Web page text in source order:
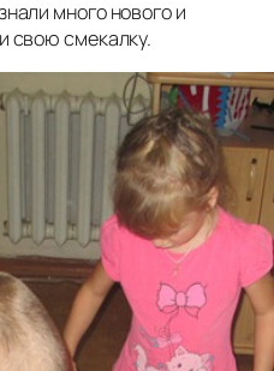
много нового и
свою смекалку.